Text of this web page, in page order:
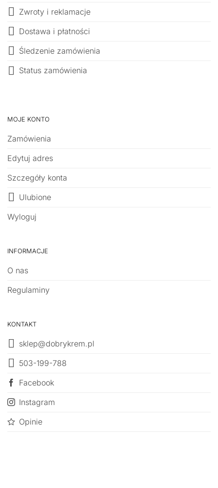
Zwroty i reklamacje
Dostawa i płatności
Śledzenie zamówienia
Status zamówienia
MOJE KONTO
Zamówienia
Edytuj adres
Szczegóły konta
Ulubione
Wyloguj
INFORMACJE
O nas
Regulaminy
KONTAKT
sklep@dobrykrem.pl
503-199-788
Facebook
Instagram
Opinie